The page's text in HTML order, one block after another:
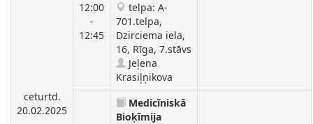
ceturtd.
20.02.2025
12:00
-
12:45
telpa: A-
701.telpa,
Dzirciema iela,
16, Rīga, 7.stāvs
Jeļena
Krasiļņikova
Medicīniskā
Bioķīmija